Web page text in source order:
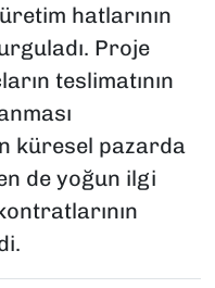
hatlarının
Proje
teslimatının
küresel pazarda
de yoğun ilgi